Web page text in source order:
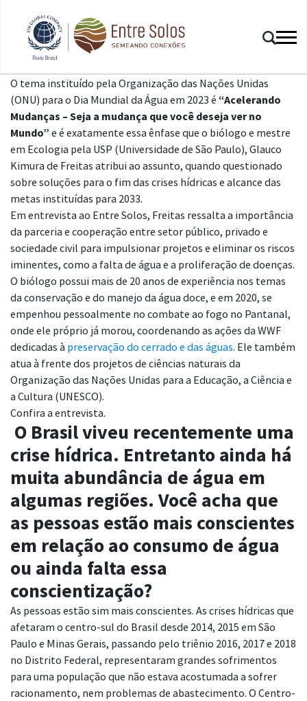
O tema instituído pela Organização das Nações Unidas
(ONU) para o Dia Mundial da Água em 2023 é “Acelerando
Mudanças – Seja a mudança que você deseja ver no
Mundo” e é exatamente essa ênfase que o biólogo e mestre
em Ecologia pela USP (Universidade de São Paulo), Glauco
Kimura de Freitas atribui ao assunto, quando questionado
sobre soluções para o fim das crises hídricas e alcance das
metas instituídas para 2033.
Em entrevista ao Entre Solos, Freitas ressalta a importância
da parceria e cooperação entre setor público, privado e
sociedade civil para impulsionar projetos e eliminar os riscos
iminentes, como a falta de água e a proliferação de doenças.
O biólogo possui mais de 20 anos de experiência nos temas
da conservação e do manejo da água doce, e em 2020, se
empenhou pessoalmente no combate ao fogo no Pantanal,
onde ele próprio já morou, coordenando as ações da WWF
dedicadas à preservação do cerrado e das águas. Ele também
atua à frente dos projetos de ciências naturais da
Organização das Nações Unidas para a Educação, a Ciência e
a Cultura (UNESCO).
Confira a entrevista.
O Brasil viveu recentemente uma
crise hídrica. Entretanto ainda há
muita abundância de água em
algumas regiões. Você acha que
as pessoas estão mais conscientes
em relação ao consumo de água
ou ainda falta essa
conscientização?
As pessoas estão sim mais conscientes. As crises hídricas que
afetaram o centro-sul do Brasil desde 2014, 2015 em São
Paulo e Minas Gerais, passando pelo triênio 2016, 2017 e 2018
no Distrito Federal, representaram grandes sofrimentos
para uma população que não estava acostumada a sofrer
racionamento, nem problemas de abastecimento. O Centro-